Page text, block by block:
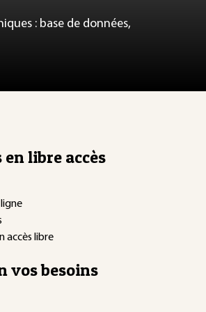
: base de données,
libre accès
accès libre
vos besoins